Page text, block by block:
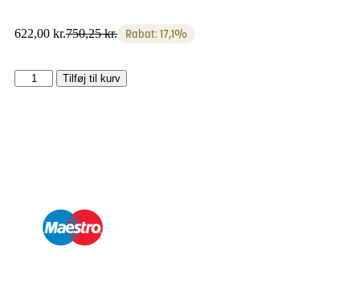
622,00 kr.750,25kr. Rabat: 17,1%
Tilføj til kurv